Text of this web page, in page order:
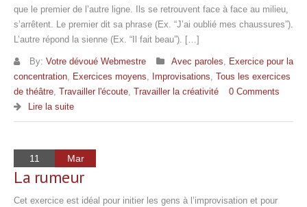
que le premier de l’autre ligne. Ils se retrouvent face à face au milieu,
s’arrêtent. Le premier dit sa phrase (Ex. “J’ai oublié mes chaussures”).
L’autre répond la sienne (Ex. “Il fait beau”). […]
By: Votre dévoué Webmestre Avec paroles, Exercice pour la
concentration, Exercices moyens, Improvisations, Tous les exercices
de théâtre, Travailler l'écoute, Travailler la créativité
0 Comments
Lire la suite
11 Mar
La rumeur
Cet exercice est idéal pour initier les gens à l’improvisation et pour